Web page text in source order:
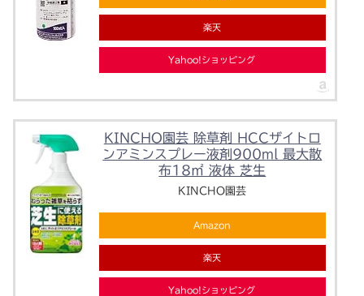
楽天
Yahoo!ショッピング
KINCHO園芸 除草剤 HCCザイトロ
ンアミンスプレー液剤900ml 最大散
布18㎡ 液体 芝生
KINCHO園芸
Amazon
楽天
Yahoo!ショッピング